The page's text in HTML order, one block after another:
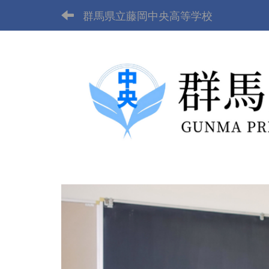
群馬県立藤岡中央高等学校
r